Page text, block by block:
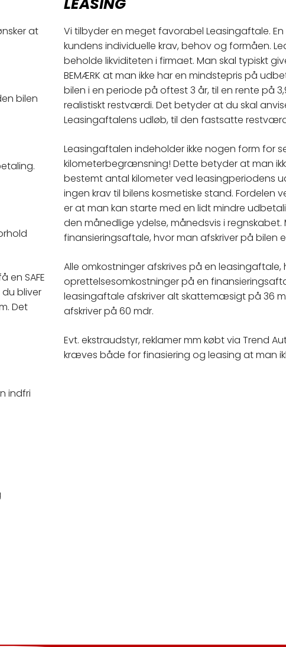
at
bilen
en SAFE
bliver
Det
indfri
Vi tilbyder en meget favorabel Leasingaftale.
kundens individuelle krav, behov og formåen.
beholde likviditeten i firmaet. Man skal typiskt
BEMÆRK at man ikke har en mindstepris på
bilen i en periode på oftest 3 år, til en rente på
realistiskt restværdi. Det betyder at du skal
Leasingaftalens udløb, til den fastsatte
Leasingaftalen indeholder ikke nogen form for
kilometerbegrænsning! Dette betyder at man
bestemt antal kilometer ved leasingperiodens
ingen krav til bilens kosmetiske stand. Fordelen
er at man kan starte med en lidt mindre
den månedlige ydelse, månedsvis i
finansieringsaftale, hvor man afskriver på bilen
Alle omkostninger afskrives på en leasingaftale,
oprettelsesomkostninger på en
leasingaftale afskriver alt skattemæsigt på 36
afskriver på 60 mdr.
Evt. ekstraudstyr, reklamer mm købt via Trend
kræves både for finasiering og leasing at man